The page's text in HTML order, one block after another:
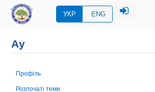
УКР ENG
Ау
Профіль
Розпочаті теми